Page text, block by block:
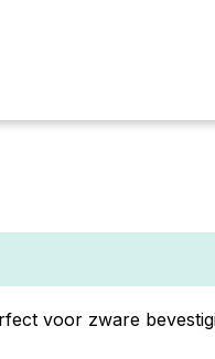
voor zware